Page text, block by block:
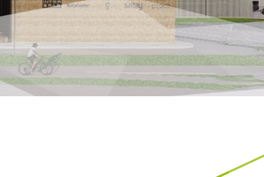
Češka CS
Hrvatska HR EN